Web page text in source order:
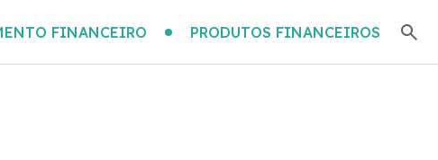
FINANCEIRO PRODUTOS FINANCEIROS